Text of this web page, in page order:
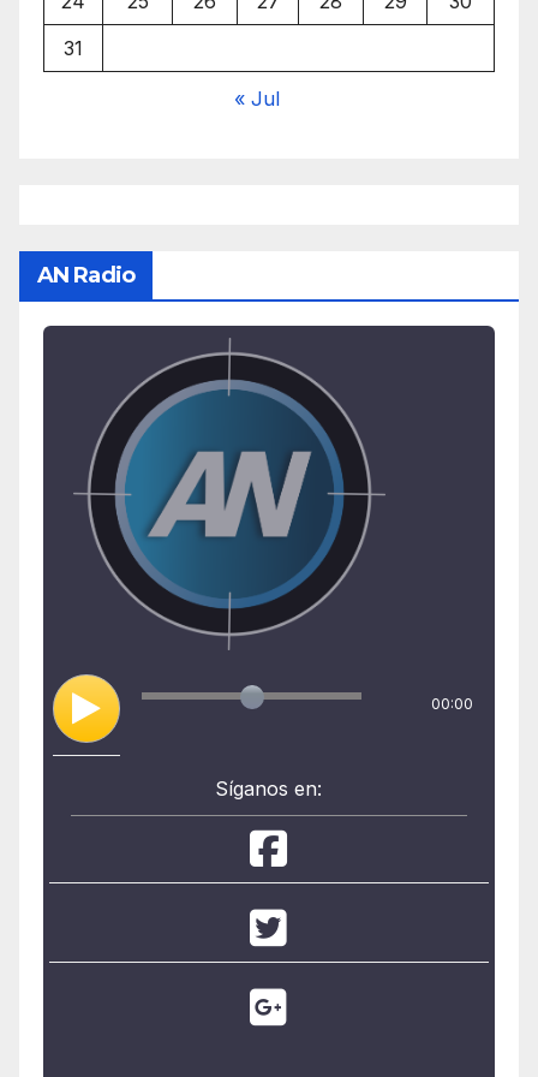
31
« Jul
AN Radio
00:00
Síganos en: